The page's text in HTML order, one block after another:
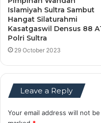
Islamiyah Sultra Sambut
Hangat Silaturahmi
Kasatgaswil Densus 88
Polri Sultra
29 October 2023
Leave a Reply
Your email address will not